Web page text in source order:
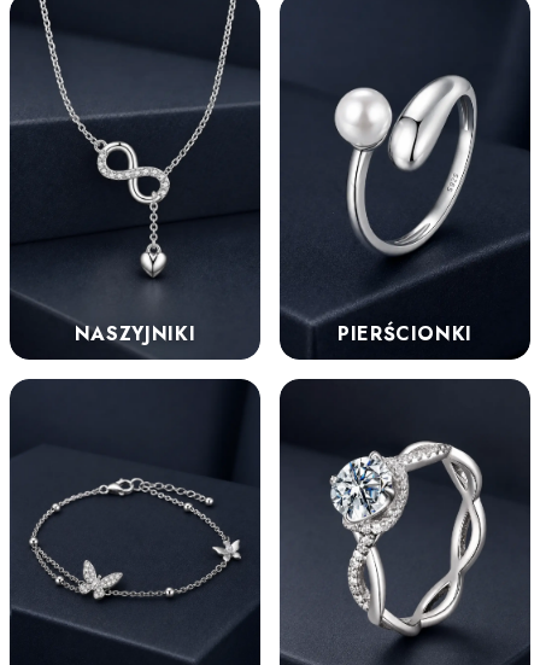
NASZYJNIKI PIERŚCIONKI